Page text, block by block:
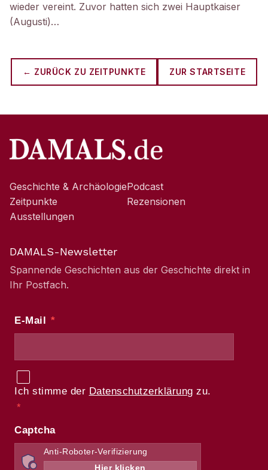
wieder vereint. Zuvor hatten sich zwei Hauptkaiser
(Augusti)…
← ZURÜCK ZU ZEITPUNKTE ZUR STARTSEITE
Geschichte & Archäologie
Zeitpunkte
Ausstellungen
Podcast
Rezensionen
DAMALS-Newsletter
Spannende Geschichten aus der Geschichte direkt in
Ihr Postfach.